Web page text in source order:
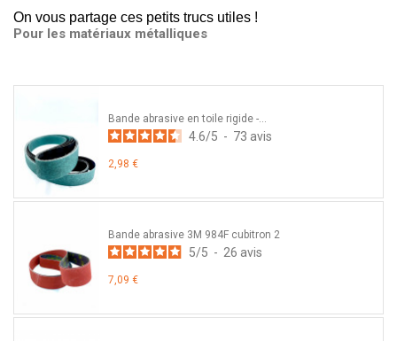
On vous partage ces petits trucs utiles !
Pour les matériaux métalliques
Bande abrasive en toile rigide -...
4.6/5 - 73 avis
2,98 €
Bande abrasive 3M 984F cubitron 2
5/5 - 26 avis
7,09 €